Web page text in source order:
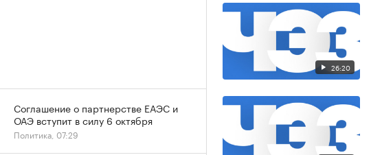
26:20
Соглашение о партнерстве ЕАЭС и
ОАЭ вступит в силу 6 октября
Политика, 07:29